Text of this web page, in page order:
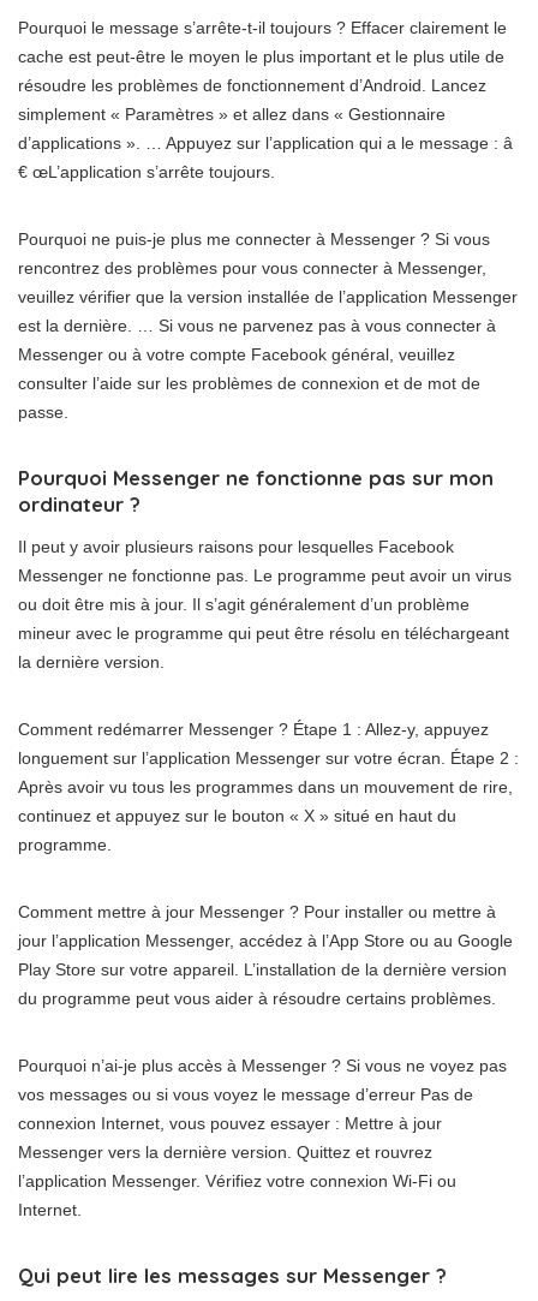
Pourquoi le message s’arrête-t-il toujours ? Effacer clairement le
cache est peut-être le moyen le plus important et le plus utile de
résoudre les problèmes de fonctionnement d’Android. Lancez
simplement « Paramètres » et allez dans « Gestionnaire
d’applications ». … Appuyez sur l’application qui a le message : â
€ œL’application s’arrête toujours.
Pourquoi ne puis-je plus me connecter à Messenger ? Si vous
rencontrez des problèmes pour vous connecter à Messenger,
veuillez vérifier que la version installée de l’application Messenger
est la dernière. … Si vous ne parvenez pas à vous connecter à
Messenger ou à votre compte Facebook général, veuillez
consulter l’aide sur les problèmes de connexion et de mot de
passe.
Pourquoi Messenger ne fonctionne pas sur mon
ordinateur ?
Il peut y avoir plusieurs raisons pour lesquelles Facebook
Messenger ne fonctionne pas. Le programme peut avoir un virus
ou doit être mis à jour. Il s’agit généralement d’un problème
mineur avec le programme qui peut être résolu en téléchargeant
la dernière version.
Comment redémarrer Messenger ? Étape 1 : Allez-y, appuyez
longuement sur l’application Messenger sur votre écran. Étape 2 :
Après avoir vu tous les programmes dans un mouvement de rire,
continuez et appuyez sur le bouton « X » situé en haut du
programme.
Comment mettre à jour Messenger ? Pour installer ou mettre à
jour l’application Messenger, accédez à l’App Store ou au Google
Play Store sur votre appareil. L’installation de la dernière version
du programme peut vous aider à résoudre certains problèmes.
Pourquoi n’ai-je plus accès à Messenger ? Si vous ne voyez pas
vos messages ou si vous voyez le message d’erreur Pas de
connexion Internet, vous pouvez essayer : Mettre à jour
Messenger vers la dernière version. Quittez et rouvrez
l’application Messenger. Vérifiez votre connexion Wi-Fi ou
Internet.
Qui peut lire les messages sur Messenger ?